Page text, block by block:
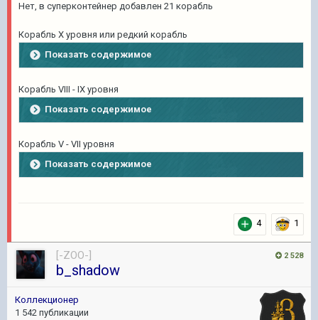
Нет, в суперконтейнер добавлен 21 корабль
Корабль X уровня или редкий корабль
Показать содержимое
Корабль VIII - IX уровня
Показать содержимое
Корабль V - VII уровня
Показать содержимое
4 1
2 528
[-ZOO-]
b_shadow
Коллекционер
1 542 публикации